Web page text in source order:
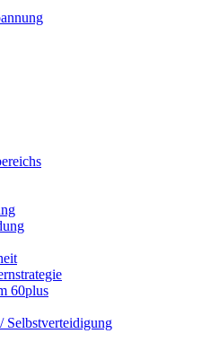
60plus
Selbstverteidigung